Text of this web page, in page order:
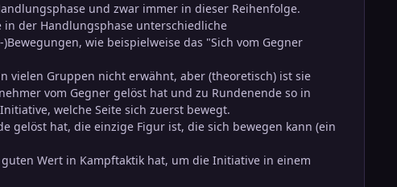
und zwar immer in dieser Reihenfolge.
in der Handlungsphase unterschiedliche
wie beispielweise das "Sich vom Gegner
vielen Gruppen nicht erwähnt, aber (theoretisch) ist sie
vom Gegner gelöst hat und zu Rundenende so in
welche Seite sich zuerst bewegt.
gelöst hat, die einzige Figur ist, die sich bewegen kann (ein
Wert in Kampftaktik hat, um die Initiative in einem